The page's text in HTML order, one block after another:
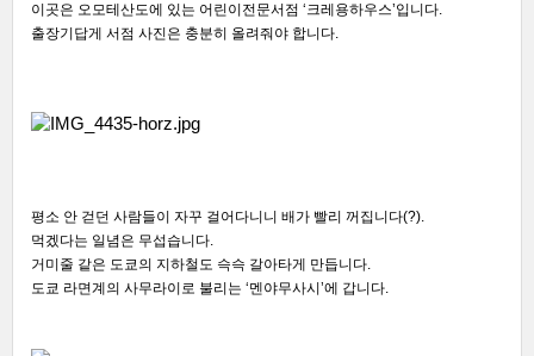
이곳은 오모테산도에 있는 어린이전문서점 ‘크레용하우스’입니다.
출장기답게 서점 사진은 충분히 올려줘야 합니다.
평소 안 걷던 사람들이 자꾸 걸어다니니 배가 빨리 꺼집니다(?).
먹겠다는 일념은 무섭습니다.
거미줄 같은 도쿄의 지하철도 슥슥 갈아타게 만듭니다.
도쿄 라면계의 사무라이로 불리는 ‘멘야무사시’에 갑니다.